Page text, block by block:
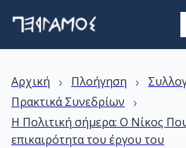
Αρχική › Πλοήγηση ›
Πρακτικά Συνεδρίων ›
Η Πολιτική σήμερα: Ο Νίκος
επικαιρότητα του έργου του